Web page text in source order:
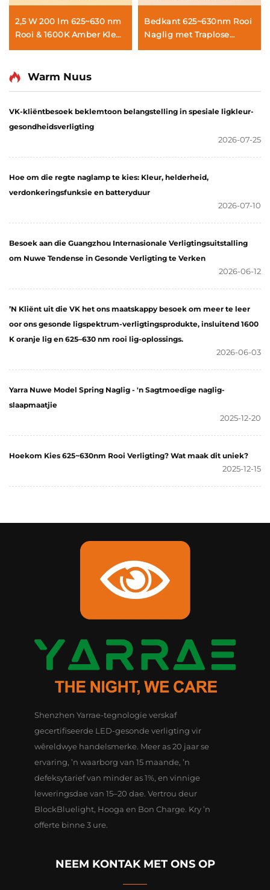
2,5 W 200 lm 625~630 nm
Rooi & 1600K Amber Kleur
Boeklig
Bedkant 625~630nm Rooi
Naglig met Traplose
Warm Nuus
VK-kliëntbesoek beklemtoon belangstelling in spesiale ligkleur-
gesondheidsverligting
2026-07-25
Hoe om die regte naglamp te kies: Kleur, helderheid,
verdonkeringsfunksie en batteryduur
2026-07-10
Besoek aan die Guangzhou Internasionale Verligtingsuitstalling
om Nuwe Tendense in Gesonde Verligting te Verken
2026-06-12
ʼN Kliënt uit die VK het ons maatskappy besoek om meer te leer
oor ons gesonde ligspektrum-verligtingsprodukte, insluitend 1600
K oranje lig en 625–630 nm rooi lig-oplossings.
2026-06-03
Yarra Nuwe Model Spring Naglig - 'n Sagtmoedige naglig-
slaapmaatjie
2025-12-20
Hoekom Kies 625~630nm Rooi Verligting? Wat maak dit uniek?
2025-12-15
Shenzhen Yarrae-tegnologie verskaf
gecertifiseerde LED-gesonde verligting vir
wêreldwye handelsmerke. Meer as 20 jaar se
ervaring, ’n waarborg van 15 maande, ’n
defeksytarief van minder as 1%, en vinnige
leweringsdae van 15–20 dae. Vertrou deur
BlockBluelight, Hooga en Bon Charge. Kry ’n
offerte binne 3 ure.
NEEM KONTAK MET ONS OP